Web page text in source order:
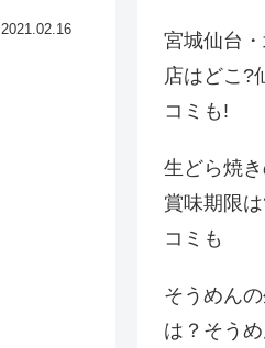
2021.02.16
宮城仙台
店はどこ?
コミも!
生どら焼
賞味期限
コミも
そうめん
は？そう